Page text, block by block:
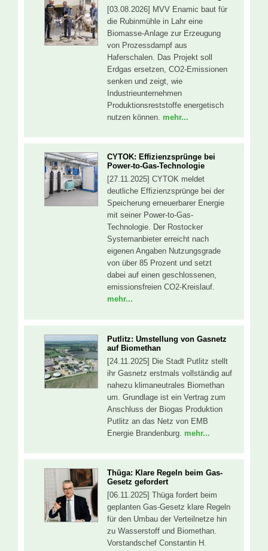
[03.08.2026] MVV Enamic baut für
die Rubinmühle in Lahr eine
Biomasse-Anlage zur Erzeugung
von Prozessdampf aus
Haferschalen. Das Projekt soll
Erdgas ersetzen, CO2-Emissionen
senken und zeigt, wie
Industrieunternehmen
Produktionsreststoffe energetisch
nutzen können. mehr...
CYTOK: Effizienzsprünge bei
Power-to-Gas-Technologie
[27.11.2025] CYTOK meldet
deutliche Effizienzsprünge bei der
Speicherung erneuerbarer Energie
mit seiner Power-to-Gas-
Technologie. Der Rostocker
Systemanbieter erreicht nach
eigenen Angaben Nutzungsgrade
von über 85 Prozent und setzt
dabei auf einen geschlossenen,
emissionsfreien CO2-Kreislauf.
mehr...
Putlitz: Umstellung von Gasnetz
auf Biomethan
[24.11.2025] Die Stadt Putlitz stellt
ihr Gasnetz erstmals vollständig auf
nahezu klimaneutrales Biomethan
um. Grundlage ist ein Vertrag zum
Anschluss der Biogas Produktion
Putlitz an das Netz von EMB
Energie Brandenburg. mehr...
Thüga: Klare Regeln beim Gas-
Gesetz gefordert
[06.11.2025] Thüga fordert beim
geplanten Gas-Gesetz klare Regeln
für den Umbau der Verteilnetze hin
zu Wasserstoff und Biomethan.
Vorstandschef Constantin H.